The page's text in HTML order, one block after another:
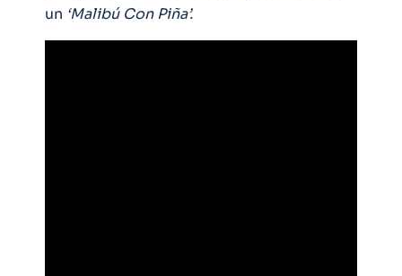
un ‘Malibú Con Piña’.